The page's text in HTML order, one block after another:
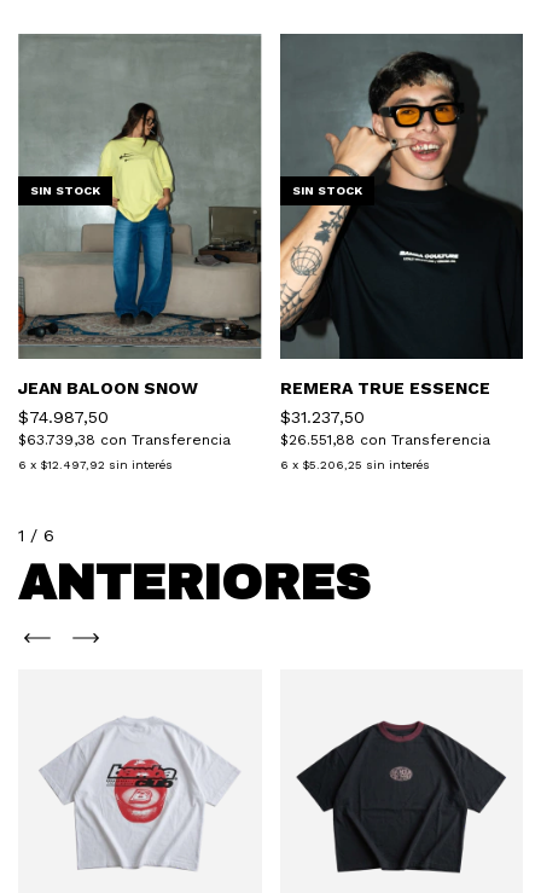
SIN STOCK
JEAN BALOON SNOW
$74.987,50
$63.739,38 con Transferencia
6 x $12.497,92 sin interés
SIN STOCK
REMERA TRUE ESSENCE
$31.237,50
$26.551,88 con Transferencia
6 x $5.206,25 sin interés
1 / 6
ANTERIORES